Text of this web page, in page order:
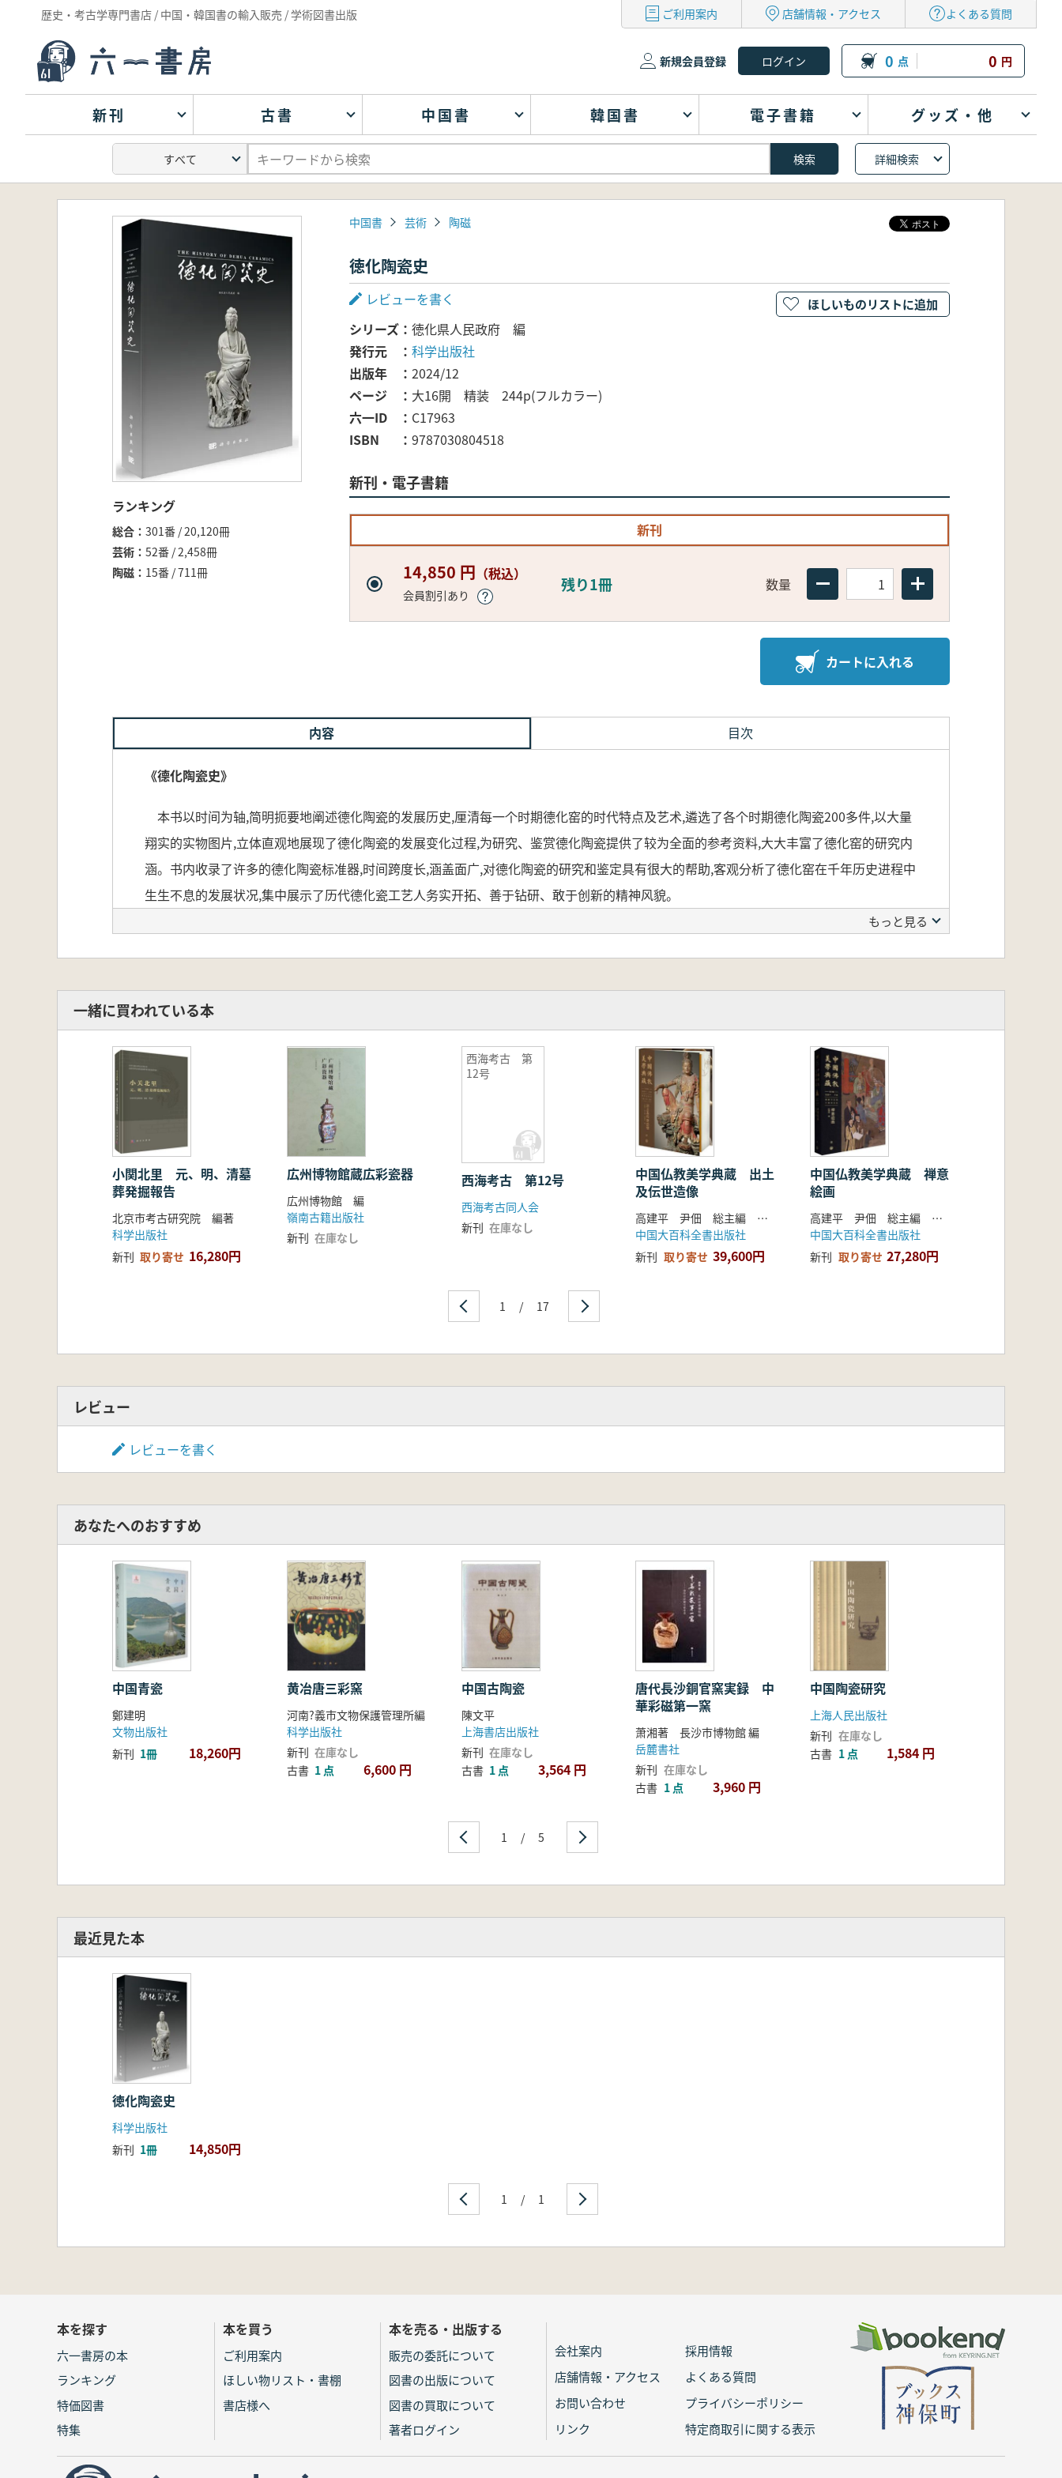
歴史・考古学専門書店 / 中国・韓国書の輸入販売 / 学術図書出版 ご利用案内 店舗情報・アクセス よくある質問
新規会員登録 0 点 0 円
新刊 古書 中国書 韓国書 電子書籍 グッズ・他
詳細検索
ランキング
総合
301番 / 20,120冊
芸術
52番 / 2,458冊
陶磁
15番 / 711冊
中国書 芸術 陶磁
徳化陶瓷史
レビューを書く
シリーズ
徳化県人民政府 編
発行元
科学出版社
出版年
2024/12
ページ
大16開 精装 244p(フルカラー)
六一ID
C17963
ISBN
9787030804518
新刊・電子書籍
新刊
14,850 円 （税込）
会員割引あり
残り1冊 数量
カートに入れる
ほしいものリストに追加
内容 目次
《德化陶瓷史》
本书以时间为轴,简明扼要地阐述德化陶瓷的发展历史,厘清每一个时期德化窑的时代特点及艺术,遴选了各个时期德化陶瓷200多件,以大量
翔实的实物图片,立体直观地展现了德化陶瓷的发展变化过程,为研究、鉴赏德化陶瓷提供了较为全面的参考资料,大大丰富了德化窑的研究内
涵。书内收录了许多的德化陶瓷标准器,时间跨度长,涵盖面广,对德化陶瓷的研究和鉴定具有很大的帮助,客观分析了德化窑在千年历史进程中
生生不息的发展状况,集中展示了历代德化瓷工艺人务实开拓、善于钻研、敢于创新的精神风貌。
本書は時間軸に基づき、簡明に徳化陶磁の発展歴史を述べています。各時期の徳化窯の時代的特徴や芸術を整理し、各時期の徳化陶磁
から200点以上を選定しました。多くの詳細な実物写真を用いて、立体的かつ直観的に徳化陶磁の発展変化過程を示し、徳化陶磁の研究
や鑑賞に対して比較的全面的な参考資料を提供し、徳化窯の研究内容を大幅に充実させました。本書には多くの徳化陶磁の標準器が収録
化窯の尽きることのない発展状況を客観的に分析し、歴代の徳化陶磁職人が実務的に開拓し、研鑽に長け、果敢に革新する精神を集中的
に示しています。
もっと見る
一緒に買われている本
小関北里 元、明、清墓
葬発掘報告
北京市考古研究院 編著
科学出版社
新刊 取り寄せ 16,280円
広州博物館蔵広彩瓷器
広州博物館 編
嶺南古籍出版社
新刊 在庫なし
西海考古 第
12号
西海考古 第12号
西海考古同人会
新刊 在庫なし
中国仏教美学典蔵 出土
及伝世造像
高建平 尹佃 総主編 王敏慶 楊暁娟 呉源虹 主編
中国大百科全書出版社
新刊 取り寄せ 39,600円
中国仏教美学典蔵 禅意
絵画
高建平 尹佃 総主編 陳粟裕 著
中国大百科全書出版社
新刊 取り寄せ 27,280円
1 / 17
レビュー
レビューを書く
あなたへのおすすめ
中国青瓷
鄭建明
文物出版社
新刊 1冊 18,260円
黄冶唐三彩窯
河南?義市文物保護管理所編
科学出版社
新刊 在庫なし
古書 1 点 6,600 円
中国古陶瓷
陳文平
上海書店出版社
新刊 在庫なし
古書 1 点 3,564 円
唐代長沙銅官窯実録 中
華彩磁第一窯
萧湘著 長沙市博物館 編
岳麓書社
新刊 在庫なし
古書 1 点 3,960 円
中国陶瓷研究
上海人民出版社
新刊 在庫なし
古書 1 点 1,584 円
1 / 5
最近見た本
徳化陶瓷史
科学出版社
新刊 1冊 14,850円
1 / 1
本を探す
六一書房の本
ランキング
特価図書
特集
本を買う
ご利用案内
ほしい物リスト・書棚
書店様へ
本を売る・出版する
販売の委託について
図書の出版について
図書の買取について
著者ログイン
会社案内
採用情報
店舗情報・アクセス
よくある質問
お問い合わせ
プライバシーポリシー
リンク
特定商取引に関する表示